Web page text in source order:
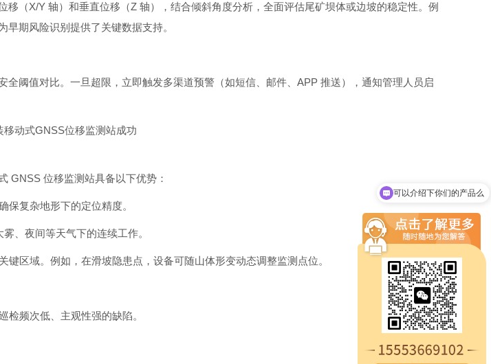
（X/Y 轴）和垂直位移（Z 轴），结合倾斜角度分析，全面评估尾矿坝体或边坡的稳定性。例
期风险识别提供了关键数据支持。
阈值对比。一旦超限，立即触发多渠道预警（如短信、邮件、APP 推送），通知管理人员启
GNSS 位移监测站具备以下优势：
保复杂地形下的定位精度。
、夜间等天气下的连续工作。
区域。例如，在滑坡隐患点，设备可随山体形变动态调整监测点位。
频次低、主观性强的缺陷。
可以介绍下你们的产品么